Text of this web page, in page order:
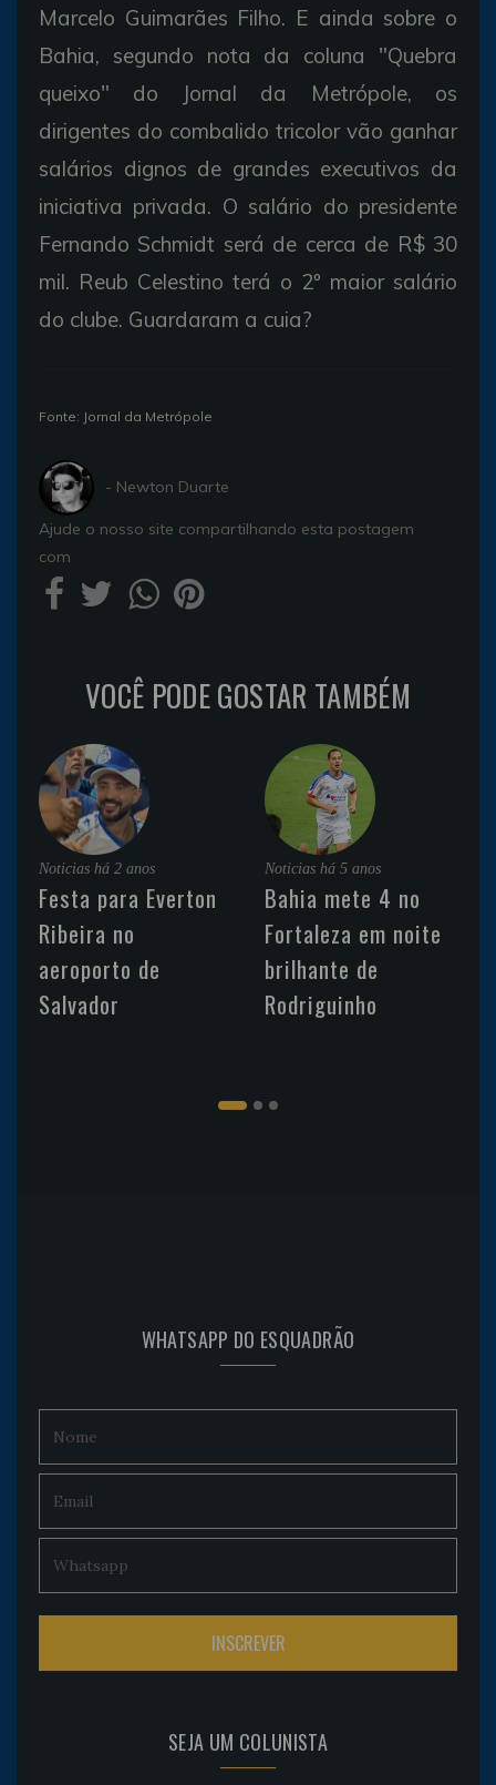
Marcelo Guimarães Filho. E ainda sobre o
Bahia, segundo nota da coluna "Quebra
queixo" do Jornal da Metrópole, os
dirigentes do combalido tricolor vão ganhar
salários dignos de grandes executivos da
iniciativa privada. O salário do presidente
Fernando Schmidt será de cerca de R$ 30
mil. Reub Celestino terá o 2º maior salário
do clube. Guardaram a cuia?
Fonte: Jornal da Metrópole
- Newton Duarte
Ajude o nosso site compartilhando esta postagem
com
VOCÊ PODE GOSTAR TAMBÉM
Noticias há 2 anos
Festa para Everton
Ribeira no
aeroporto de
Salvador
Noticias há 5 anos
Bahia mete 4 no
Fortaleza em noite
brilhante de
Rodriguinho
WHATSAPP DO ESQUADRÃO
SEJA UM COLUNISTA